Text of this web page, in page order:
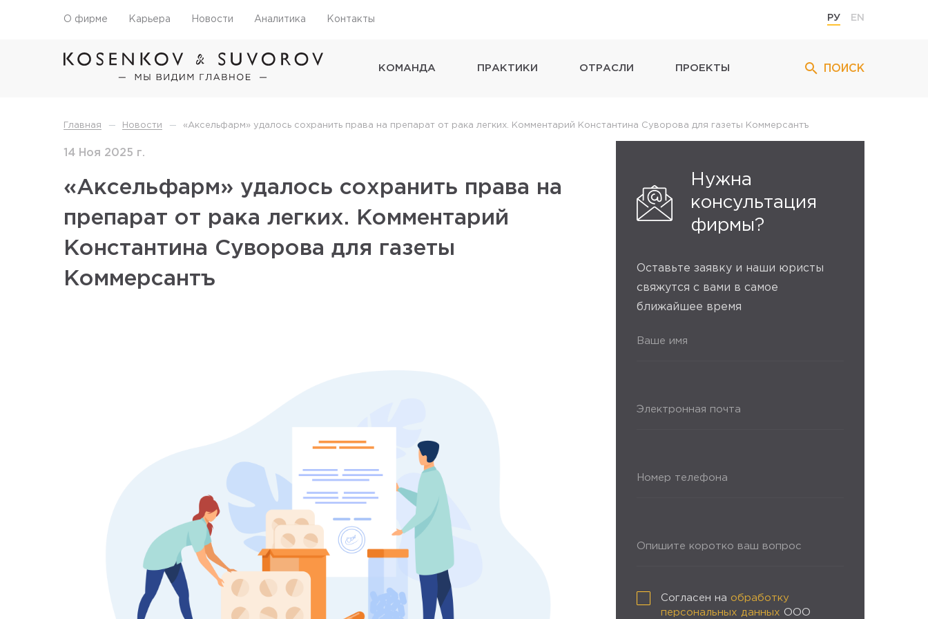
О фирме Карьера Новости Аналитика Контакты РУ EN
КОМАНДА ПРАКТИКИ ОТРАСЛИ ПРОЕКТЫ ПОИСК
Главная — Новости — «Аксельфарм» удалось сохранить права на препарат от рака легких. Комментарий Константина Суворова для газеты Коммерсантъ
14 Ноя 2025 г.
«Аксельфарм» удалось сохранить права на
препарат от рака легких. Комментарий
Константина Суворова для газеты
Коммерсантъ
Нужна
консультация
фирмы?
Оставьте заявку и наши юристы
свяжутся с вами в самое
ближайшее время
Ваше имя
Электронная почта
Номер телефона
Опишите коротко ваш вопрос
Согласен на обработку
персональных данных ООО